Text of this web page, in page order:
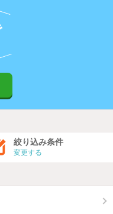
絞り込み条件
変更する